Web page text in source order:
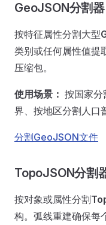
GeoJSON分割器
按特征属性分割大型
类别或任何属性值提
压缩包。
使用场景： 按国家分
界、按地区分割人口
分割GeoJSON文件
TopoJSON分割
按对象或属性分割
构。弧线重建确保每